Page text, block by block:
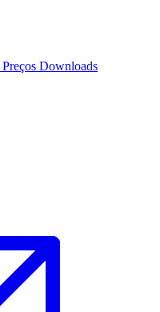
Preços Downloads